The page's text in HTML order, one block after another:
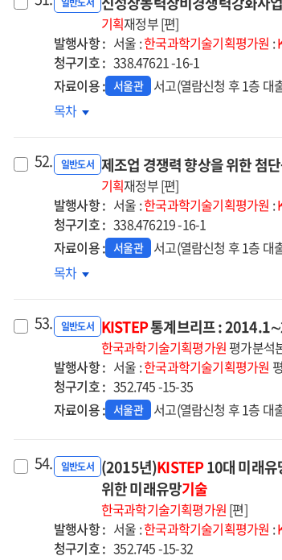
기획재정부 [편]
발행사항 : 서울 :한국과학기술기획평가원 :
청구기호 : 338.47621 -16-1
자료이용 : 서울관 서고(열람신청 후 1층 대
신성장동력장비경쟁력강화사업
사업계획
재검토
보고서
목차
52. 일반도서 제조업 경쟁력 향상을 위한 첨
기획재정부 [편]
발행사항 : 서울 :한국과학기술기획평가원 :
청구기호 : 338.476219 -16-1
자료이용 : 서울관 서고(열람신청 후 1층 대
제조업
위한
첨단공구산업
기술고도화
사업
:
2014년도
보고서
목차
53. 일반도서 KISTEP통계브리프 :
한국과학기술기획평가원 평가분석
발행사항 : 서울 :한국과학기술기획평가원
청구기호 : 352.745 -15-35
자료이용 : 서울관 서고(열람신청 후 1층 대
54. 일반도서 (2015년)KISTEP10대 미래유
위한 미래유망기술
한국과학기술기획평가원 [편]
발행사항 : 서울 :한국과학기술기획평가원 :
청구기호 : 352.745 -15-32